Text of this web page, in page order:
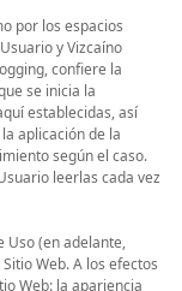
por los espacios
y Vizcaíno
confiere la
se inicia la
establecidas, así
aplicación de la
según el caso.
leerlas cada vez
Uso (en adelante,
Web. A los efectos
Web: la apariencia